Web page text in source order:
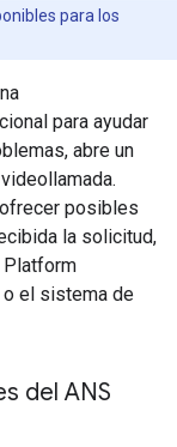
para los
para ayudar
abre un
posibles
la solicitud,
Platform
o el sistema de
del ANS